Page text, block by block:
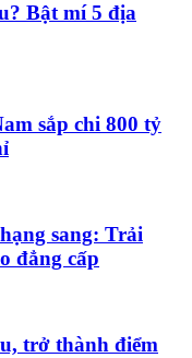
Bật mí 5 địa
sắp chi 800 tỷ
sang: Trải
đẳng cấp
trở thành điểm